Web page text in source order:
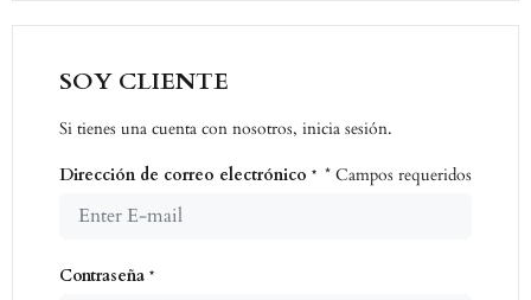
SOY CLIENTE
Si tienes una cuenta con nosotros, inicia sesión.
Dirección de correo electrónico * * Campos requeridos
Contraseña *